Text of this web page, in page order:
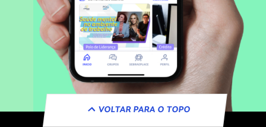
VOLTAR PARA O TOPO